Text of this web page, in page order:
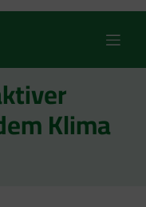
Klima